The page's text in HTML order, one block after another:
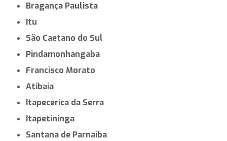
Bragança Paulista
Itu
São Caetano do Sul
Pindamonhangaba
Francisco Morato
Atibaia
Itapecerica da Serra
Itapetininga
Santana de Parnaíba